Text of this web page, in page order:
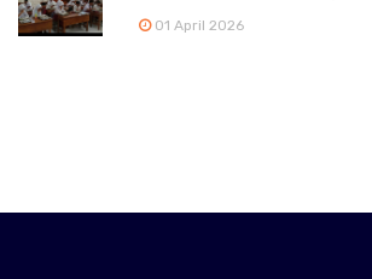
01 April 2026